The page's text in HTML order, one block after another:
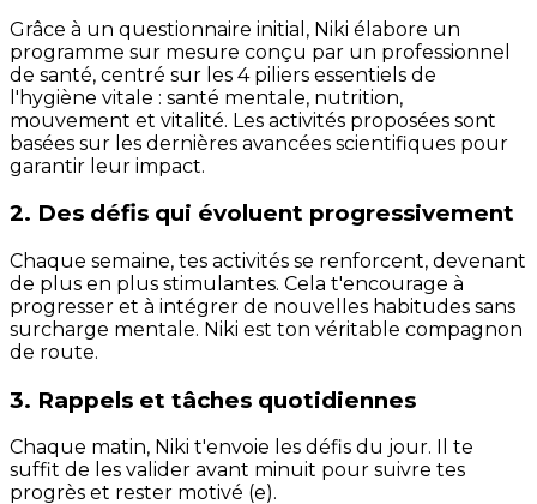
Grâce à un questionnaire initial, Niki élabore un
programme sur mesure conçu par un professionnel
de santé, centré sur les 4 piliers essentiels de
l'hygiène vitale : santé mentale, nutrition,
mouvement et vitalité. Les activités proposées sont
basées sur les dernières avancées scientifiques pour
garantir leur impact.
2. Des défis qui évoluent progressivement
Chaque semaine, tes activités se renforcent, devenant
de plus en plus stimulantes. Cela t'encourage à
progresser et à intégrer de nouvelles habitudes sans
surcharge mentale. Niki est ton véritable compagnon
de route.
3. Rappels et tâches quotidiennes
Chaque matin, Niki t'envoie les défis du jour. Il te
suffit de les valider avant minuit pour suivre tes
progrès et rester motivé (e).